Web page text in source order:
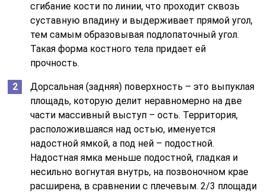
сгибание кости по линии, что проходит сквозь
суставную впадину и выдерживает прямой угол,
тем самым образовывая подлопаточный угол.
Такая форма костного тела придает ей
прочность.
Дорсальная (задняя) поверхность – это выпуклая
площадь, которую делит неравномерно на две
части массивный выступ – ость. Территория,
расположившаяся над остью, именуется
надостной ямкой, а под ней – подостной.
Надостная ямка меньше подостной, гладкая и
несильно вогнутая внутрь, на позвоночном крае
расширена, в сравнении с плечевым. 2/3 площади